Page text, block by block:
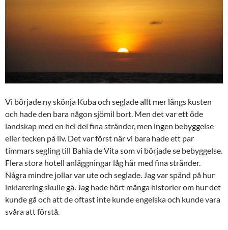
Vi började ny skönja Kuba och seglade allt mer längs kusten
och hade den bara någon sjömil bort. Men det var ett öde
landskap med en hel del fina stränder, men ingen bebyggelse
eller tecken på liv. Det var först när vi bara hade ett par
timmars segling till Bahia de Vita som vi började se bebyggelse.
Flera stora hotell anläggningar låg här med fina stränder.
Några mindre jollar var ute och seglade. Jag var spänd på hur
inklarering skulle gå. Jag hade hört många historier om hur det
kunde gå och att de oftast inte kunde engelska och kunde vara
svåra att förstå.